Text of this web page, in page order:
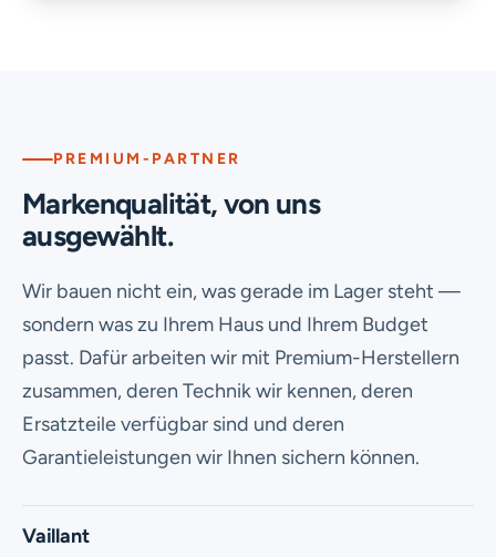
PREMIUM-PARTNER
Markenqualität, von uns
ausgewählt.
Wir bauen nicht ein, was gerade im Lager steht —
sondern was zu Ihrem Haus und Ihrem Budget
passt. Dafür arbeiten wir mit Premium-Herstellern
zusammen, deren Technik wir kennen, deren
Ersatzteile verfügbar sind und deren
Garantieleistungen wir Ihnen sichern können.
Vaillant